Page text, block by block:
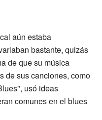
aún estaba
bastante, quizás
de que su música
de sus canciones, como
usó ideas
comunes en el blues